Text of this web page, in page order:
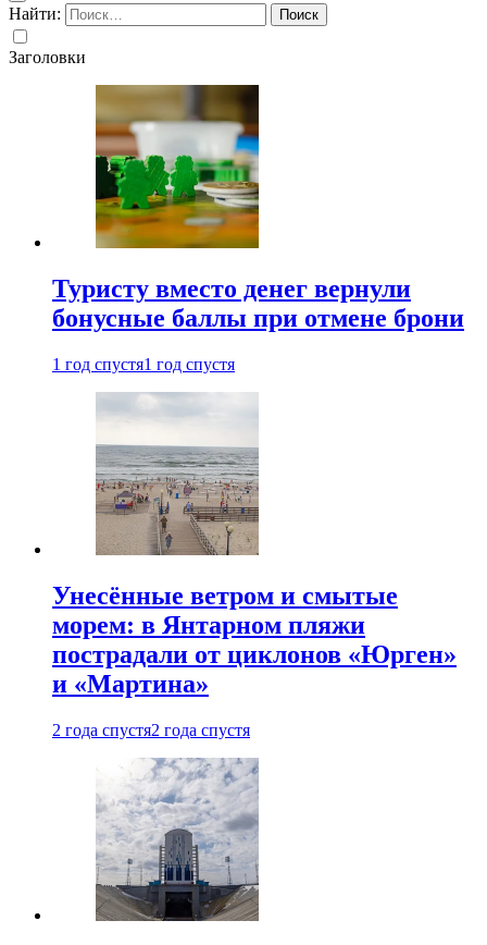
Найти:
Заголовки
Туристу вместо денег вернули
бонусные баллы при отмене брони
1 год спустя1 год спустя
Унесённые ветром и смытые
морем: в Янтарном пляжи
пострадали от циклонов «Юрген»
и «Мартина»
2 года спустя2 года спустя